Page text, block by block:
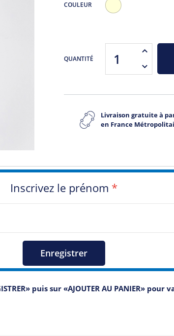
COULEUR
QUANTITÉ
Livraison gratuite à
en France
Inscrivez le prénom *
Enregistrer
puis sur «AJOUTER AU PANIER»